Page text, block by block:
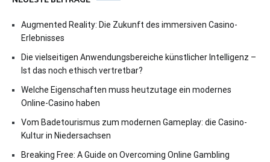
Augmented Reality: Die Zukunft des immersiven Casino-
Erlebnisses
Die vielseitigen Anwendungsbereiche künstlicher Intelligenz –
Ist das noch ethisch vertretbar?
Welche Eigenschaften muss heutzutage ein modernes
Online-Casino haben
Vom Badetourismus zum modernen Gameplay: die Casino-
Kultur in Niedersachsen
Breaking Free: A Guide on Overcoming Online Gambling